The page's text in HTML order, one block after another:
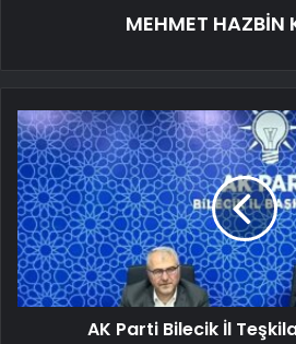
MEHMET HAZBİN
AK Parti Bilecik İl